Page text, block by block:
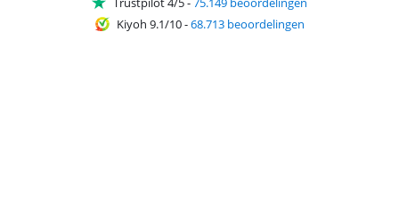
Kiyoh 9.1/10-68.713 beoordelingen